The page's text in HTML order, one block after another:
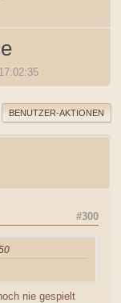
BENUTZER-AKTIONEN
#300
nie gespielt